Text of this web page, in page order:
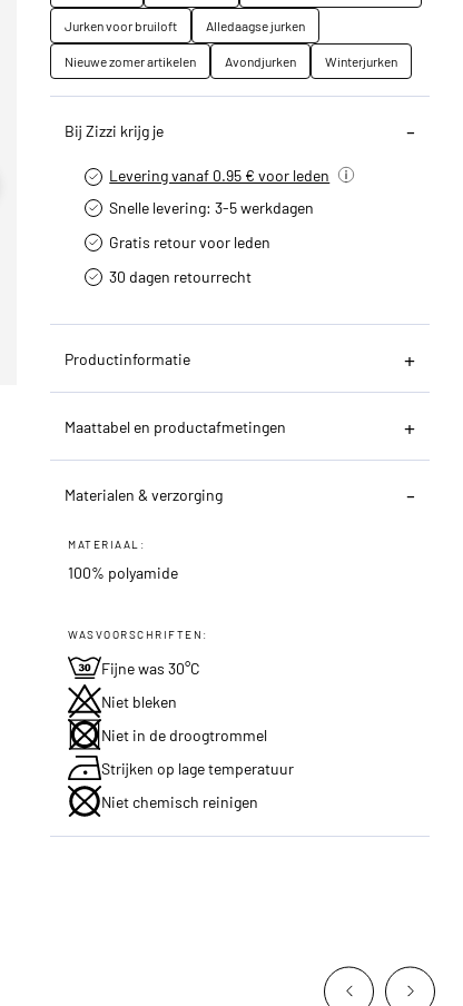
Jurken voor bruiloft
Alledaagse jurken
Nieuwe zomer artikelen
Avondjurken Winterjurken
Bij Zizzi krijg je
Levering vanaf 0.95 € voor leden
Snelle levering: 3-5 werkdagen
Gratis retour voor leden
30 dagen retourrecht­
Productinformatie
Maattabel en productafmetingen
Materialen & verzorging
MATERIAAL:
100% polyamide
WASVOORSCHRIFTEN:
Fijne was 30°C
Niet bleken
Niet in de droogtrommel
Strijken op lage temperatuur
Niet chemisch reinigen